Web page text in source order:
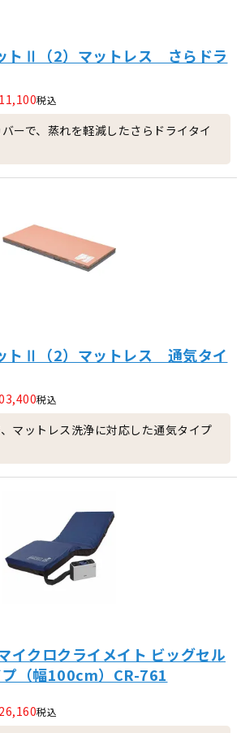
トⅡ（2）マットレス さらドラ
税込
ーで、蒸れを軽減したさらドライタイ
トⅡ（2）マットレス 通気タイ
税込
マットレス洗浄に対応した通気タイプ
イクロクライメイト ビッグセル
（幅100cm）CR-761
税込